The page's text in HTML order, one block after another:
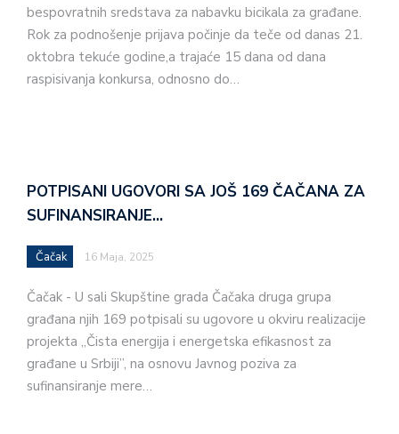
bespovratnih sredstava za nabavku bicikala za građane.
Rok za podnošenje prijava počinje da teče od danas 21.
oktobra tekuće godine,a trajaće 15 dana od dana
raspisivanja konkursa, odnosno do…
POTPISANI UGOVORI SA JOŠ 169 ČAČANA ZA
SUFINANSIRANJE…
Čačak 16 Maja, 2025
Čačak - U sali Skupštine grada Čačaka druga grupa
građana njih 169 potpisali su ugovore u okviru realizacije
projekta „Čista energija i energetska efikasnost za
građane u Srbiji”, na osnovu Javnog poziva za
sufinansiranje mere…